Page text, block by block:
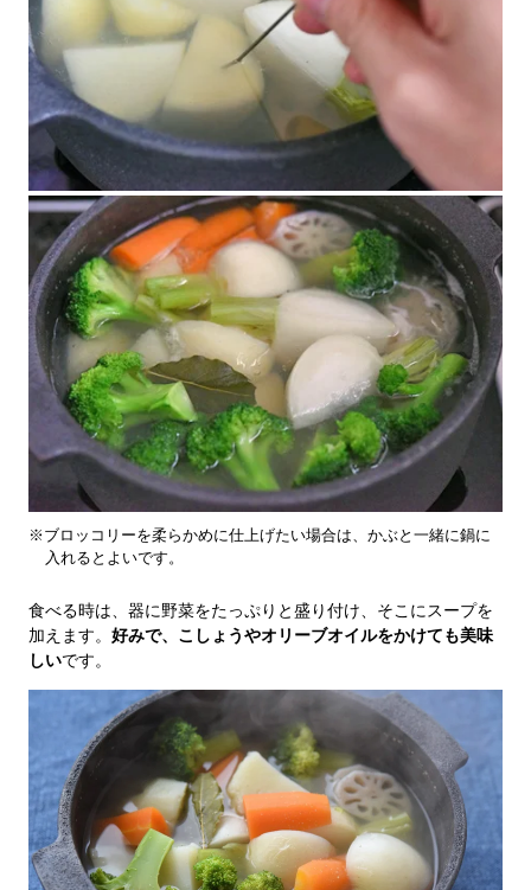
※ブロッコリーを柔らかめに仕上げたい場合は、かぶと一緒に鍋に
入れるとよいです。
食べる時は、器に野菜をたっぷりと盛り付け、そこにスープを
加えます。 好みで、こしょうやオリーブオイルをかけても美味
しいです。